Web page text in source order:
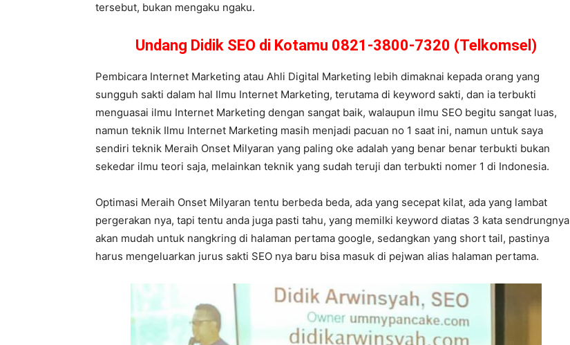
tersebut, bukan mengaku ngaku.
Undang Didik SEO di Kotamu 0821-3800-7320 (Telkomsel)
Pembicara Internet Marketing atau Ahli Digital Marketing lebih dimaknai kepada orang yang
sungguh sakti dalam hal Ilmu Internet Marketing, terutama di keyword sakti, dan ia terbukti
menguasai ilmu Internet Marketing dengan sangat baik, walaupun ilmu SEO begitu sangat luas,
namun teknik Ilmu Internet Marketing masih menjadi pacuan no 1 saat ini, namun untuk saya
sendiri teknik Meraih Onset Milyaran yang paling oke adalah yang benar benar terbukti bukan
sekedar ilmu teori saja, melainkan teknik yang sudah teruji dan terbukti nomer 1 di Indonesia.
Optimasi Meraih Onset Milyaran tentu berbeda beda, ada yang secepat kilat, ada yang lambat
pergerakan nya, tapi tentu anda juga pasti tahu, yang memilki keyword diatas 3 kata sendrungnya
akan mudah untuk nangkring di halaman pertama google, sedangkan yang short tail, pastinya
harus mengeluarkan jurus sakti SEO nya baru bisa masuk di pejwan alias halaman pertama.